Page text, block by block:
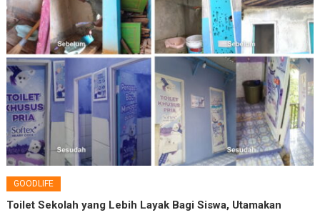
GOODLIFE
Toilet Sekolah yang Lebih Layak Bagi Siswa, Utamakan